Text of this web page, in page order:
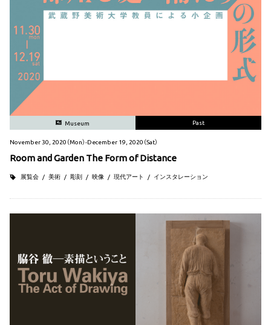
Museum Past
November 30, 2020（Mon）-December 19, 2020（Sat）
Room and Garden The Form of Distance
展覧会 美術 彫刻 映像 現代アート インスタレーション